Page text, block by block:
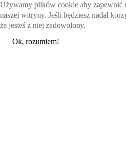
Używamy plików cookie aby zapewnić
naszej witryny. Jeśli będziesz nadal
że jesteś z niej zadowolony.
Ok, rozumiem!